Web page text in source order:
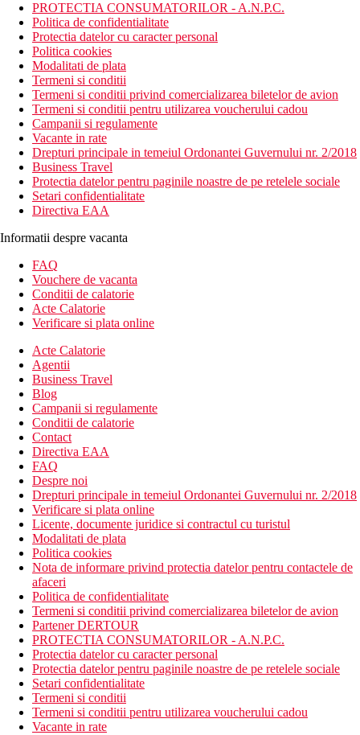
PROTECTIA CONSUMATORILOR - A.N.P.C.
Politica de confidentialitate
Protectia datelor cu caracter personal
Politica cookies
Modalitati de plata
Termeni si conditii
Termeni si conditii privind comercializarea biletelor de avion
Termeni si conditii pentru utilizarea voucherului cadou
Campanii si regulamente
Vacante in rate
Drepturi principale in temeiul Ordonantei Guvernului nr. 2/2018
Business Travel
Protectia datelor pentru paginile noastre de pe retelele sociale
Setari confidentialitate
Directiva EAA
Informatii despre vacanta
FAQ
Vouchere de vacanta
Conditii de calatorie
Acte Calatorie
Verificare si plata online
Acte Calatorie
Agentii
Business Travel
Blog
Campanii si regulamente
Conditii de calatorie
Contact
Directiva EAA
FAQ
Despre noi
Drepturi principale in temeiul Ordonantei Guvernului nr. 2/2018
Verificare si plata online
Licente, documente juridice si contractul cu turistul
Modalitati de plata
Politica cookies
Nota de informare privind protectia datelor pentru contactele de
afaceri
Politica de confidentialitate
Termeni si conditii privind comercializarea biletelor de avion
Partener DERTOUR
PROTECTIA CONSUMATORILOR - A.N.P.C.
Protectia datelor cu caracter personal
Protectia datelor pentru paginile noastre de pe retelele sociale
Setari confidentialitate
Termeni si conditii
Termeni si conditii pentru utilizarea voucherului cadou
Vacante in rate